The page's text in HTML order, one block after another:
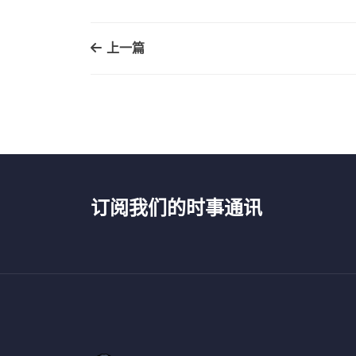
上一篇
订阅我们的时事通讯